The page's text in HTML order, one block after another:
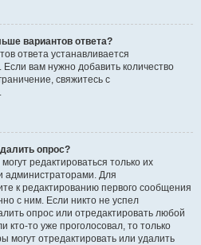
вариантов ответа?
ответа устанавливается
вам нужно добавить количество
свяжитесь с
опрос?
редактироваться только их
администраторами. Для
к редактированию первого сообщения
с ним. Если никто не успел
опрос или отредактировать любой
кто-то уже проголосовал, то только
отредактировать или удалить